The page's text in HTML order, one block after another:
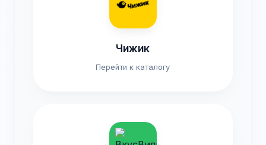
Чижик
Перейти к каталогу